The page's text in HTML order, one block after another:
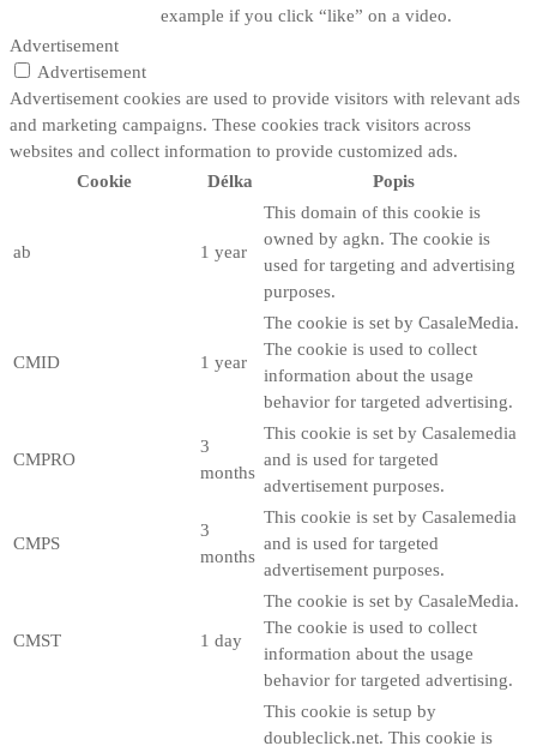
example if you click “like” on a video.
Advertisement
Advertisement
Advertisement cookies are used to provide visitors with relevant ads
and marketing campaigns. These cookies track visitors across
websites and collect information to provide customized ads.
Cookie
Délka Popis
ab 1 year
This domain of this cookie is
owned by agkn. The cookie is
used for targeting and advertising
purposes.
CMID 1 year
The cookie is set by CasaleMedia.
The cookie is used to collect
information about the usage
behavior for targeted advertising.
CMPRO
3
months
This cookie is set by Casalemedia
and is used for targeted
advertisement purposes.
CMPS
3
months
This cookie is set by Casalemedia
and is used for targeted
advertisement purposes.
CMST 1 day
The cookie is set by CasaleMedia.
The cookie is used to collect
information about the usage
behavior for targeted advertising.
This cookie is setup by
doubleclick.net. This cookie is